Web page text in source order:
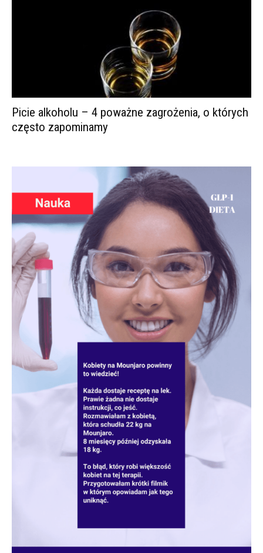
Picie alkoholu – 4 poważne zagrożenia, o których
często zapominamy